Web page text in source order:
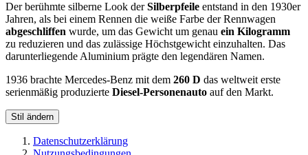
Der berühmte silberne Look derSilberpfeile entstand in den 1930er
Jahren, als bei einem Rennen die weiße Farbe der Rennwagen
abgeschliffen wurde, um das Gewicht um genau ein Kilogramm
zu reduzieren und das zulässige Höchstgewicht einzuhalten. Das
darunterliegende Aluminium prägte den legendären Namen.
1936 brachte Mercedes-Benz mit dem 260 D das weltweit erste
serienmäßig produzierte Diesel-Personenauto auf den Markt.
Stil ändern
Datenschutzerklärung